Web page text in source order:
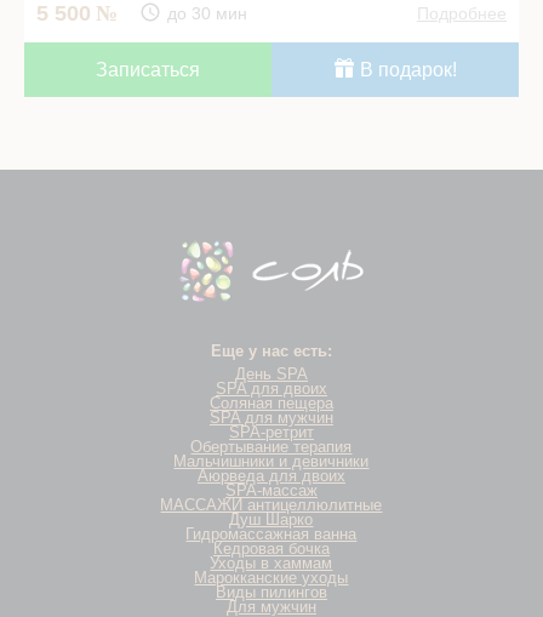
5 500 до 30 мин Подробнее
Записаться В подарок!
Еще у нас есть:
День SPA
SPA для двоих
Соляная пещера
SPA для мужчин
SPA-ретрит
Обертывание терапия
Мальчишники и девичники
Аюрведа для двоих
SPA-массаж
МАССАЖИ антицеллюлитные
Душ Шарко
Гидромассажная ванна
Кедровая бочка
Уходы в хаммам
Марокканские уходы
Виды пилингов
Для мужчин